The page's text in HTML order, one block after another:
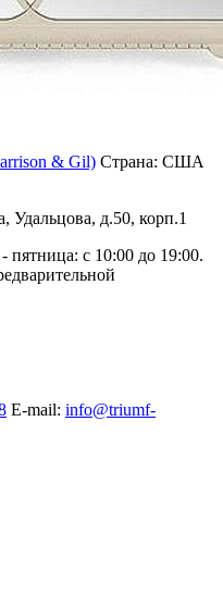
& Gil) Страна: США
, Удальцова, д.50, корп.1
пятница: с 10:00 до 19:00.
E-mail: info@triumf-